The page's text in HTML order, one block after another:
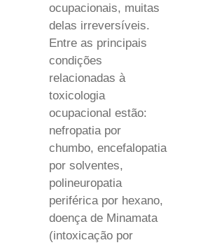
ocupacionais, muitas
delas irreversíveis.
Entre as principais
condições
relacionadas à
toxicologia
ocupacional estão:
nefropatia por
chumbo, encefalopatia
por solventes,
polineuropatia
periférica por hexano,
doença de Minamata
(intoxicação por